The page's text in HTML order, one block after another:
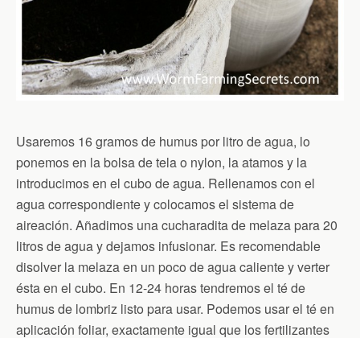
Usaremos 16 gramos de humus por litro de agua, lo
ponemos en la bolsa de tela o nylon, la atamos y la
introducimos en el cubo de agua. Rellenamos con el
agua correspondiente y colocamos el sistema de
aireación. Añadimos una cucharadita de melaza para 20
litros de agua y dejamos infusionar. Es recomendable
disolver la melaza en un poco de agua caliente y verter
ésta en el cubo. En 12-24 horas tendremos el té de
humus de lombriz listo para usar. Podemos usar el té en
aplicación foliar, exactamente igual que los fertilizantes